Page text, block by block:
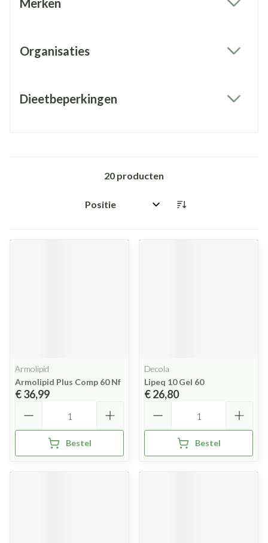
Merken
Organisaties
Dieetbeperkingen
20 producten
Sorteer op:
Armolipid
Armolipid Plus Comp 60 Nf
€ 36,99
Bestel
Decola
Lipeq 10 Gel 60
€ 26,80
Bestel